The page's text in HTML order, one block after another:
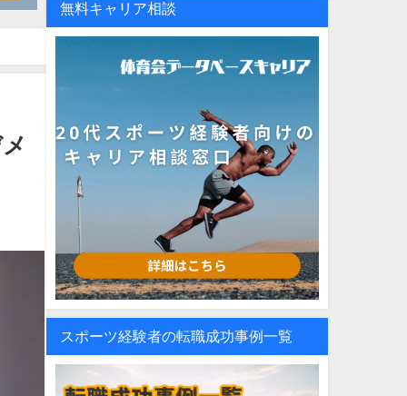
無料キャリア相談
スポーツ経験者の転職成功事例一覧